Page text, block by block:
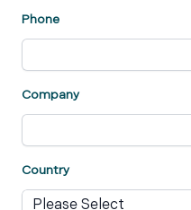
Phone
Company
Country